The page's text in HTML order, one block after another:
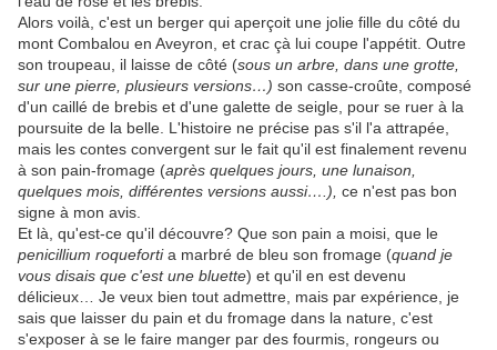
Alors voilà, c'est un berger qui aperçoit une jolie fille du côté du
mont Combalou en Aveyron, et crac çà lui coupe l'appétit. Outre
son troupeau, il laisse de côté (sous un arbre, dans une grotte,
sur une pierre, plusieurs versions…) son casse-croûte, composé
d'un caillé de brebis et d'une galette de seigle, pour se ruer à la
poursuite de la belle. L'histoire ne précise pas s'il l'a attrapée,
mais les contes convergent sur le fait qu'il est finalement revenu
à son pain-fromage (après quelques jours, une lunaison,
quelques mois, différentes versions aussi….), ce n'est pas bon
signe à mon avis.
Et là, qu'est-ce qu'il découvre? Que son pain a moisi, que le
penicillium roquefortia marbré de bleu son fromage (quand je
vous disais que c'est une bluette) et qu'il en est devenu
délicieux… Je veux bien tout admettre, mais par expérience, je
sais que laisser du pain et du fromage dans la nature, c'est
s'exposer à se le faire manger par des fourmis, rongeurs ou